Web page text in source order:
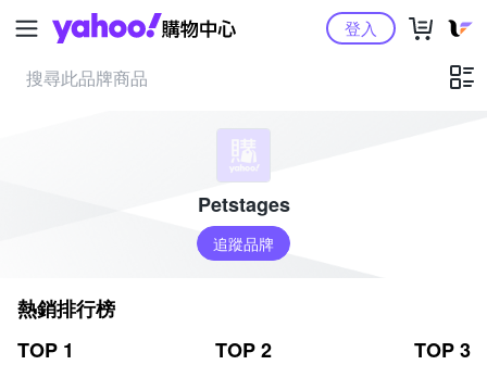
Yahoo購物中心登入
Petstages
追蹤品牌
熱銷排行榜
TOP 1
TOP 2 TOP 3